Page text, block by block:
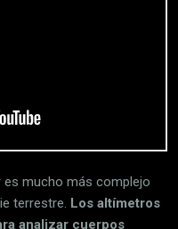
mucho más complejo
terrestre. Los altímetros
analizar cuerpos